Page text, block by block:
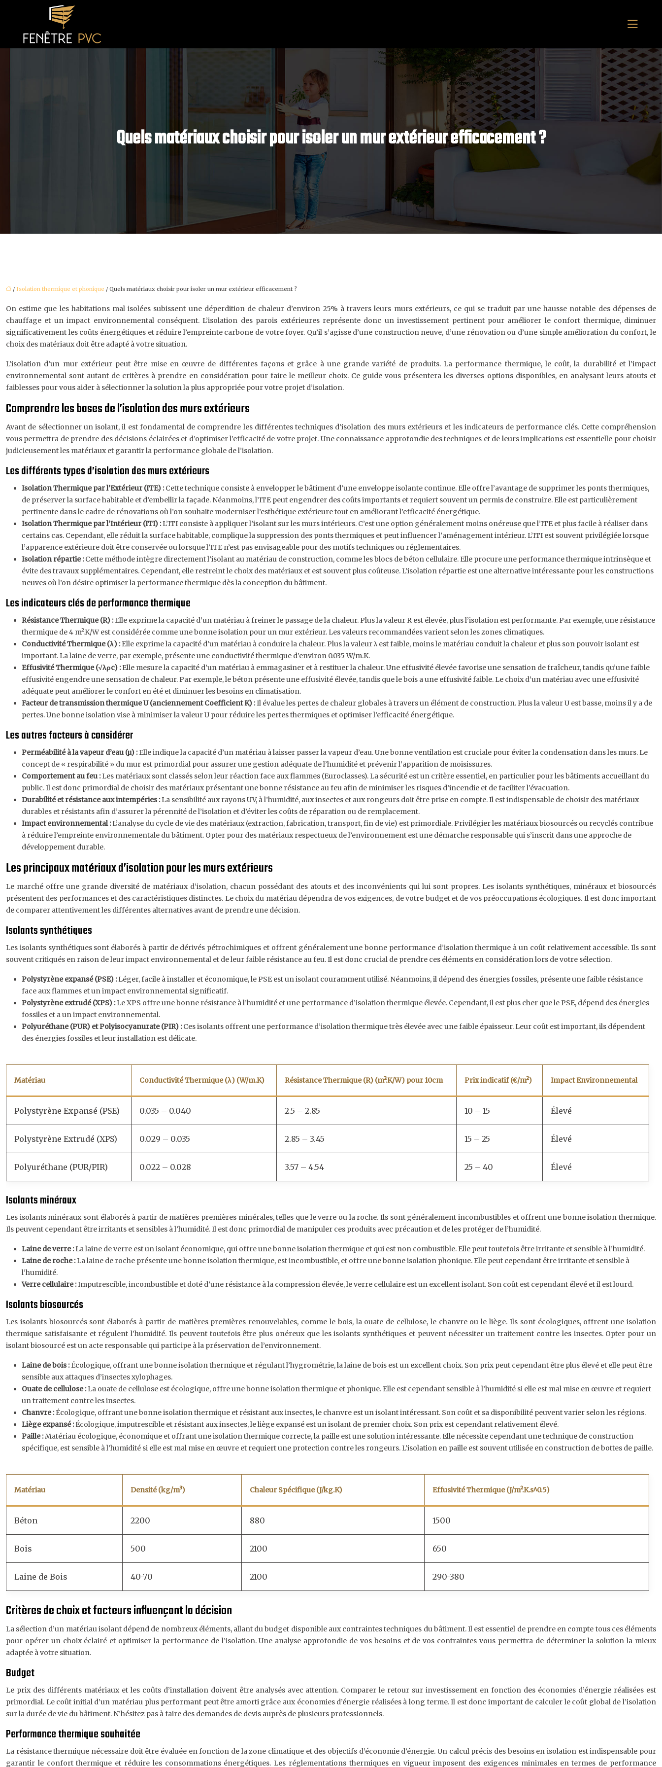
Quels matériaux choisir pour isoler un mur extérieur efficacement ?
/ Isolation thermique et phonique / Quels matériaux choisir pour isoler un mur extérieur efficacement ?
On estime que les habitations mal isolées subissent une déperdition de chaleur d’environ 25% à travers leurs murs extérieurs, ce qui se traduit par une hausse notable des dépenses de
chauffage et un impact environnemental conséquent. L’isolation des parois extérieures représente donc un investissement pertinent pour améliorer le confort thermique, diminuer
significativement les coûts énergétiques et réduire l’empreinte carbone de votre foyer. Qu’il s’agisse d’une construction neuve, d’une rénovation ou d’une simple amélioration du confort, le
choix des matériaux doit être adapté à votre situation.
L’isolation d’un mur extérieur peut être mise en œuvre de différentes façons et grâce à une grande variété de produits. La performance thermique, le coût, la durabilité et l’impact
environnemental sont autant de critères à prendre en considération pour faire le meilleur choix. Ce guide vous présentera les diverses options disponibles, en analysant leurs atouts et
faiblesses pour vous aider à sélectionner la solution la plus appropriée pour votre projet d’isolation.
Comprendre les bases de l’isolation des murs extérieurs
Avant de sélectionner un isolant, il est fondamental de comprendre les différentes techniques d’isolation des murs extérieurs et les indicateurs de performance clés. Cette compréhension
vous permettra de prendre des décisions éclairées et d’optimiser l’efficacité de votre projet. Une connaissance approfondie des techniques et de leurs implications est essentielle pour choisir
judicieusement les matériaux et garantir la performance globale de l’isolation.
Les différents types d’isolation des murs extérieurs
Isolation Thermique par l’Extérieur (ITE) :Cette technique consiste à envelopper le bâtiment d’une enveloppe isolante continue. Elle offre l’avantage de supprimer les ponts thermiques,
de préserver la surface habitable et d’embellir la façade. Néanmoins, l’ITE peut engendrer des coûts importants et requiert souvent un permis de construire. Elle est particulièrement
pertinente dans le cadre de rénovations où l’on souhaite moderniser l’esthétique extérieure tout en améliorant l’efficacité énergétique.
Isolation Thermique par l’Intérieur (ITI) :L’ITI consiste à appliquer l’isolant sur les murs intérieurs. C’est une option généralement moins onéreuse que l’ITE et plus facile à réaliser dans
certains cas. Cependant, elle réduit la surface habitable, complique la suppression des ponts thermiques et peut influencer l’aménagement intérieur. L’ITI est souvent privilégiée lorsque
l’apparence extérieure doit être conservée ou lorsque l’ITE n’est pas envisageable pour des motifs techniques ou réglementaires.
Isolation répartie :Cette méthode intègre directement l’isolant au matériau de construction, comme les blocs de béton cellulaire. Elle procure une performance thermique intrinsèque et
évite des travaux supplémentaires. Cependant, elle restreint le choix des matériaux et est souvent plus coûteuse. L’isolation répartie est une alternative intéressante pour les constructions
neuves où l’on désire optimiser la performance thermique dès la conception du bâtiment.
Les indicateurs clés de performance thermique
Résistance Thermique (R) :Elle exprime la capacité d’un matériau à freiner le passage de la chaleur. Plus la valeur R est élevée, plus l’isolation est performante. Par exemple, une résistance
thermique de 4 m².K/W est considérée comme une bonne isolation pour un mur extérieur. Les valeurs recommandées varient selon les zones climatiques.
Conductivité Thermique (λ) :Elle exprime la capacité d’un matériau à conduire la chaleur. Plus la valeur λ est faible, moins le matériau conduit la chaleur et plus son pouvoir isolant est
important. La laine de verre, par exemple, présente une conductivité thermique d’environ 0.035 W/m.K.
Effusivité Thermique (√λρc) :Elle mesure la capacité d’un matériau à emmagasiner et à restituer la chaleur. Une effusivité élevée favorise une sensation de fraîcheur, tandis qu’une faible
effusivité engendre une sensation de chaleur. Par exemple, le béton présente une effusivité élevée, tandis que le bois a une effusivité faible. Le choix d’un matériau avec une effusivité
adéquate peut améliorer le confort en été et diminuer les besoins en climatisation.
Facteur de transmission thermique U (anciennement Coefficient K) :Il évalue les pertes de chaleur globales à travers un élément de construction. Plus la valeur U est basse, moins il y a de
pertes. Une bonne isolation vise à minimiser la valeur U pour réduire les pertes thermiques et optimiser l’efficacité énergétique.
Les autres facteurs à considérer
Perméabilité à la vapeur d’eau (µ) :Elle indique la capacité d’un matériau à laisser passer la vapeur d’eau. Une bonne ventilation est cruciale pour éviter la condensation dans les murs. Le
concept de « respirabilité » du mur est primordial pour assurer une gestion adéquate de l’humidité et prévenir l’apparition de moisissures.
Comportement au feu :Les matériaux sont classés selon leur réaction face aux flammes (Euroclasses). La sécurité est un critère essentiel, en particulier pour les bâtiments accueillant du
public. Il est donc primordial de choisir des matériaux présentant une bonne résistance au feu afin de minimiser les risques d’incendie et de faciliter l’évacuation.
Durabilité et résistance aux intempéries :La sensibilité aux rayons UV, à l’humidité, aux insectes et aux rongeurs doit être prise en compte. Il est indispensable de choisir des matériaux
durables et résistants afin d’assurer la pérennité de l’isolation et d’éviter les coûts de réparation ou de remplacement.
Impact environnemental :L’analyse du cycle de vie des matériaux (extraction, fabrication, transport, fin de vie) est primordiale. Privilégier les matériaux biosourcés ou recyclés contribue
à réduire l’empreinte environnementale du bâtiment. Opter pour des matériaux respectueux de l’environnement est une démarche responsable qui s’inscrit dans une approche de
développement durable.
Les principaux matériaux d’isolation pour les murs extérieurs
Le marché offre une grande diversité de matériaux d’isolation, chacun possédant des atouts et des inconvénients qui lui sont propres. Les isolants synthétiques, minéraux et biosourcés
présentent des performances et des caractéristiques distinctes. Le choix du matériau dépendra de vos exigences, de votre budget et de vos préoccupations écologiques. Il est donc important
de comparer attentivement les différentes alternatives avant de prendre une décision.
Isolants synthétiques
Les isolants synthétiques sont élaborés à partir de dérivés pétrochimiques et offrent généralement une bonne performance d’isolation thermique à un coût relativement accessible. Ils sont
souvent critiqués en raison de leur impact environnemental et de leur faible résistance au feu. Il est donc crucial de prendre ces éléments en considération lors de votre sélection.
Polystyrène expansé (PSE) :Léger, facile à installer et économique, le PSE est un isolant couramment utilisé. Néanmoins, il dépend des énergies fossiles, présente une faible résistance
face aux flammes et un impact environnemental significatif.
Polystyrène extrudé (XPS) :Le XPS offre une bonne résistance à l’humidité et une performance d’isolation thermique élevée. Cependant, il est plus cher que le PSE, dépend des énergies
fossiles et a un impact environnemental.
Polyuréthane (PUR) et Polyisocyanurate (PIR) :Ces isolants offrent une performance d’isolation thermique très élevée avec une faible épaisseur. Leur coût est important, ils dépendent
des énergies fossiles et leur installation est délicate.
Matériau Conductivité Thermique (λ) (W/m.K) Résistance Thermique (R) (m².K/W) pour 10cm Prix indicatif (€/m²) Impact Environnemental
Polystyrène Expansé (PSE) 0.035 – 0.040 2.5 – 2.85 10 – 15 Élevé
Polystyrène Extrudé (XPS) 0.029 – 0.035 2.85 – 3.45 15 – 25 Élevé
Polyuréthane (PUR/PIR) 0.022 – 0.028 3.57 – 4.54 25 – 40 Élevé
Isolants minéraux
Les isolants minéraux sont élaborés à partir de matières premières minérales, telles que le verre ou la roche. Ils sont généralement incombustibles et offrent une bonne isolation thermique.
Ils peuvent cependant être irritants et sensibles à l’humidité. Il est donc primordial de manipuler ces produits avec précaution et de les protéger de l’humidité.
Laine de verre :La laine de verre est un isolant économique, qui offre une bonne isolation thermique et qui est non combustible. Elle peut toutefois être irritante et sensible à l’humidité.
Laine de roche :La laine de roche présente une bonne isolation thermique, est incombustible, et offre une bonne isolation phonique. Elle peut cependant être irritante et sensible à
l’humidité.
Verre cellulaire :Imputrescible, incombustible et doté d’une résistance à la compression élevée, le verre cellulaire est un excellent isolant. Son coût est cependant élevé et il est lourd.
Isolants biosourcés
Les isolants biosourcés sont élaborés à partir de matières premières renouvelables, comme le bois, la ouate de cellulose, le chanvre ou le liège. Ils sont écologiques, offrent une isolation
thermique satisfaisante et régulent l’humidité. Ils peuvent toutefois être plus onéreux que les isolants synthétiques et peuvent nécessiter un traitement contre les insectes. Opter pour un
isolant biosourcé est un acte responsable qui participe à la préservation de l’environnement.
Laine de bois :Écologique, offrant une bonne isolation thermique et régulant l’hygrométrie, la laine de bois est un excellent choix. Son prix peut cependant être plus élevé et elle peut être
sensible aux attaques d’insectes xylophages.
Ouate de cellulose :La ouate de cellulose est écologique, offre une bonne isolation thermique et phonique. Elle est cependant sensible à l’humidité si elle est mal mise en œuvre et requiert
un traitement contre les insectes.
Chanvre :Écologique, offrant une bonne isolation thermique et résistant aux insectes, le chanvre est un isolant intéressant. Son coût et sa disponibilité peuvent varier selon les régions.
Liège expansé :Écologique, imputrescible et résistant aux insectes, le liège expansé est un isolant de premier choix. Son prix est cependant relativement élevé.
Paille :Matériau écologique, économique et offrant une isolation thermique correcte, la paille est une solution intéressante. Elle nécessite cependant une technique de construction
spécifique, est sensible à l’humidité si elle est mal mise en œuvre et requiert une protection contre les rongeurs. L’isolation en paille est souvent utilisée en construction de bottes de paille.
Matériau Densité (kg/m³) Chaleur Spécifique (J/kg.K) Effusivité Thermique (J/m².K.s^0.5)
Béton 2200 880 1500
Bois 500 2100 650
Laine de Bois 40-70 2100 290-380
Critères de choix et facteurs influençant la décision
La sélection d’un matériau isolant dépend de nombreux éléments, allant du budget disponible aux contraintes techniques du bâtiment. Il est essentiel de prendre en compte tous ces éléments
pour opérer un choix éclairé et optimiser la performance de l’isolation. Une analyse approfondie de vos besoins et de vos contraintes vous permettra de déterminer la solution la mieux
adaptée à votre situation.
Budget
Le prix des différents matériaux et les coûts d’installation doivent être analysés avec attention. Comparer le retour sur investissement en fonction des économies d’énergie réalisées est
primordial. Le coût initial d’un matériau plus performant peut être amorti grâce aux économies d’énergie réalisées à long terme. Il est donc important de calculer le coût global de l’isolation
sur la durée de vie du bâtiment. N’hésitez pas à faire des demandes de devis auprès de plusieurs professionnels.
Performance thermique souhaitée
La résistance thermique nécessaire doit être évaluée en fonction de la zone climatique et des objectifs d’économie d’énergie. Un calcul précis des besoins en isolation est indispensable pour
garantir le confort thermique et réduire les consommations énergétiques. Les réglementations thermiques en vigueur imposent des exigences minimales en termes de performance